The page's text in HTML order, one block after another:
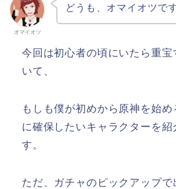
オマイオツ
どうも、オマイオツで
今回は初心者の頃にいたら重宝
いて、
もしも僕が初めから原神を始め
に確保したいキャラクターを紹
す。
ただ、ガチャのピックアップ